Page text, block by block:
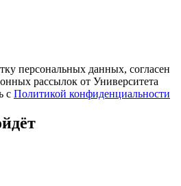
персональных данных, согласен
рассылок от Университета
c Политикой конфиденциальности